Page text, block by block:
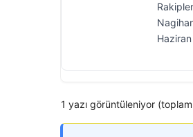
1 yazı görüntüleniyor